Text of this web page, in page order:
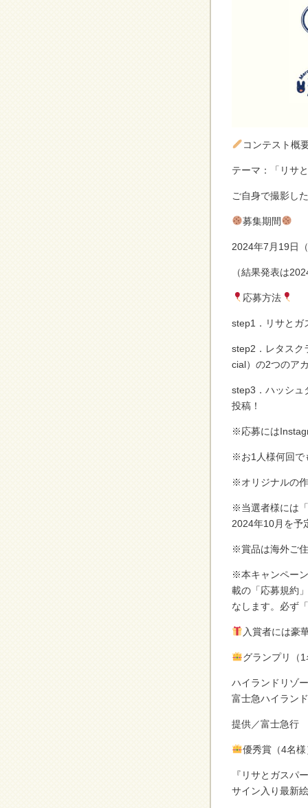
コンテスト概
テーマ：「リサ
ご自身で撮影し
募集期間
2024年7月19日
（結果発表は
応募方法
step1．リサとガ
step2．レタスク
cial）の2つのア
step3．ハッシュ
投稿！
※応募には
※お1人様何回で
※オリジナルの
※当選者様には
2024年10月を予
※賞品は海外ご
※本キャンペー
載の「応募規約
なします。必ず
入賞者には豪
グランプリ（
ハイランドリゾ
富士急ハイラン
提供／富士急行
優秀賞（4名様
『リサとガスパ
サイン入り最新